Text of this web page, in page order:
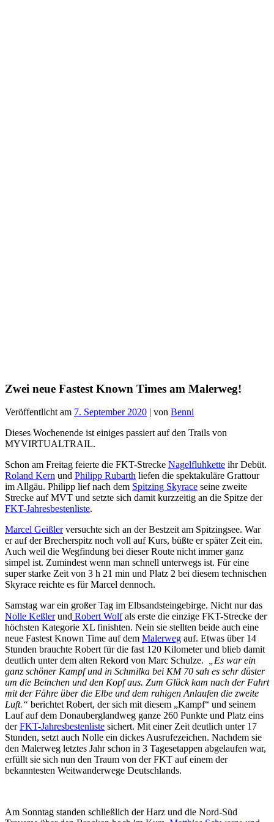
Zwei neue Fastest Known Times am Malerweg!
Veröffentlicht am 7. September 2020 | von Benni
Dieses Wochenende ist einiges passiert auf den Trails von
MYVIRTUALTRAIL.
Schon am Freitag feierte die FKT-Strecke Nagelfluhkette ihr Debüt.
Roland Kern und Philipp Rubarth liefen die spektakuläre Grattour
im Allgäu. Philipp lief nach dem Spitzing Skyrace seine zweite
Strecke auf MVT und setzte sich damit kurzzeitig an die Spitze der
FKT-Jahresbestenliste.
Marcel Geißlerversuchte sich an der Bestzeit am Spitzingsee. War
er auf der Brecherspitz noch voll auf Kurs, büßte er später Zeit ein.
Auch weil die Wegfindung bei dieser Route nicht immer ganz
simpel ist. Zumindest wenn man schnell unterwegs ist. Für eine
super starke Zeit von 3 h 21 min und Platz 2 bei diesem technischen
Skyrace reichte es für Marcel dennoch.
Samstag war ein großer Tag im Elbsandsteingebirge. Nicht nur das
Nolle Keßlerund Robert Wolfals erste die einzige FKT-Strecke der
höchsten Kategorie XL finishten. Nein sie stellten beide auch eine
neue Fastest Known Time auf dem Malerweg auf. Etwas über 14
Stunden brauchte Robert für die fast 120 Kilometer und blieb damit
deutlich unter dem alten Rekord von Marc Schulze. „Es war ein
ganz schöner Kampf und in Schmilka bei KM 70 sah es sehr düster
um die Beinchen und den Kopf aus. Zum Glück kam nach der Fahrt
mit der Fähre über die Elbe und dem ruhigen Anlaufen die zweite
Luft.“ berichtet Robert, der sich mit diesem „Kampf“ und seinem
Lauf auf dem Donauberglandweg ganze 260 Punkte und Platz eins
derFKT-Jahresbestenliste sichert. Mit einer Zeit deutlich unter 17
Stunden, setzt auch Nolle ein dickes Ausrufezeichen. Nachdem sie
den Malerweg letztes Jahr schon in 3 Tagesetappen abgelaufen war,
erfüllt sie sich nun den Traum von der FKT auf einem der
bekanntesten Weitwanderwege Deutschlands.
Am Sonntag standen schließlich der Harz und die Nord-Süd